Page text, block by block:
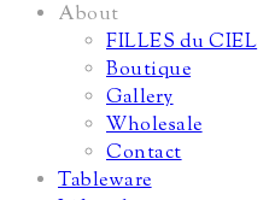
About
FILLES du CIEL
Boutique
Gallery
Wholesale
Contact
Tableware